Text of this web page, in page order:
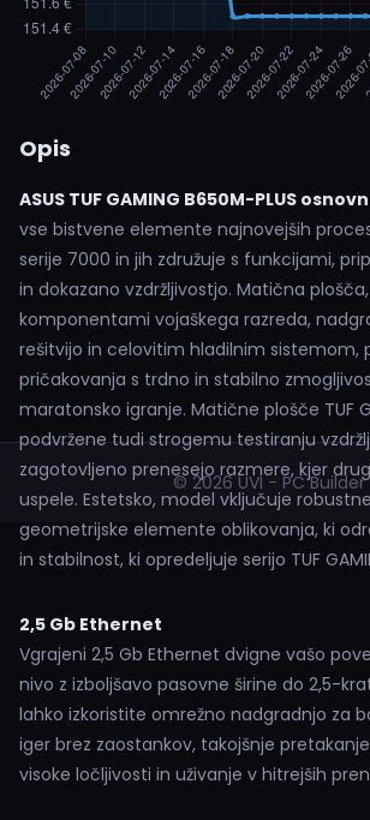
Opis
ASUS TUF GAMING B650M-PLUS
vse bistvene elemente najnovejših
serije 7000 in jih združuje s funkcijami,
in dokazano vzdržljivostjo. Matična
komponentami vojaškega razreda,
rešitvijo in celovitim hladilnim sistemom,
pričakovanja s trdno in stabilno
maratonsko igranje. Matične plošče TUF
podvržene tudi strogemu testiranju
zagotovljeno prenesejo razmere, kjer
uspele. Estetsko, model vključuje
geometrijske elemente oblikovanja, ki
in stabilnost, ki opredeljuje serijo TUF
2,5 Gb Ethernet
Vgrajeni 2,5 Gb Ethernet dvigne vašo
nivo z izboljšavo pasovne širine do 2,5-
lahko izkoristite omrežno nadgradnjo za
iger brez zaostankov, takojšnje
visoke ločljivosti in uživanje v hitrejših
© 2026 UVI - PC Builder